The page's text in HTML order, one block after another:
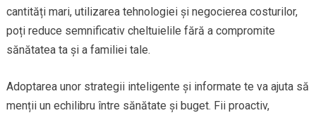
cantități mari, utilizarea tehnologiei și negocierea costurilor,
poți reduce semnificativ cheltuielile fără a compromite
sănătatea ta și a familiei tale.
Adoptarea unor strategii inteligente și informate te va ajuta să
menții un echilibru între sănătate și buget. Fii proactiv,